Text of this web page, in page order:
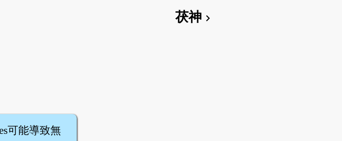
茯神chevron_right
可能導致無